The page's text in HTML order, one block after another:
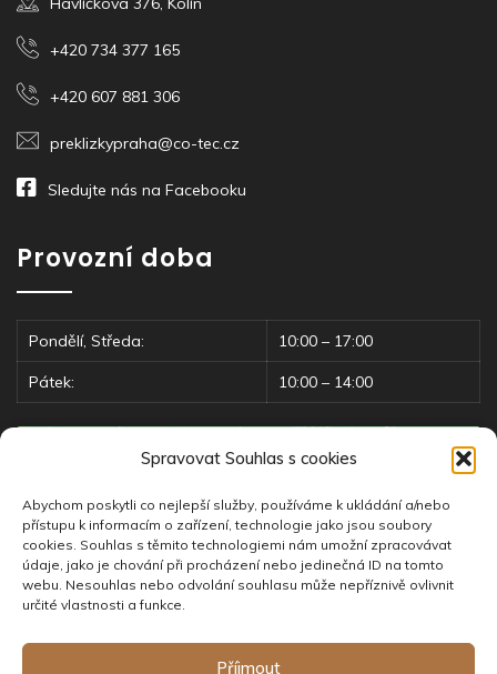
Spravovat Souhlas s cookies
Abychom poskytli co nejlepší služby, používáme k ukládání a/nebo
přístupu k informacím o zařízení, technologie jako jsou soubory
cookies. Souhlas s těmito technologiemi nám umožní zpracovávat
údaje, jako je chování při procházení nebo jedinečná ID na tomto
webu. Nesouhlas nebo odvolání souhlasu může nepříznivě ovlivnit
určité vlastnosti a funkce.
Příjmout
+420 734 377 165
+420 607 881 306
preklizkypraha@co-tec.cz
Sledujte nás na Facebooku
Provozní doba
Pondělí, Středa: 10:00 – 17:00
Pátek: 10:00 – 14:00
Klepnutím přijměte marketingové soubory
cookie a povolte tento obsah